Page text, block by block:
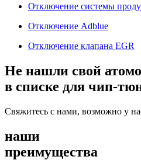
Отключение системы
Отключение Adblue
Отключение клапана EGR
Не нашли свой
в списке для чип-
Свяжитесь с нами, возможно у
наши
преимущества